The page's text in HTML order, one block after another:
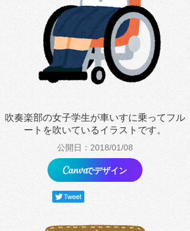
吹奏楽部の女子学生が車いすに乗ってフル
ートを吹いているイラストです。
公開日：2018/01/08
でデザイン